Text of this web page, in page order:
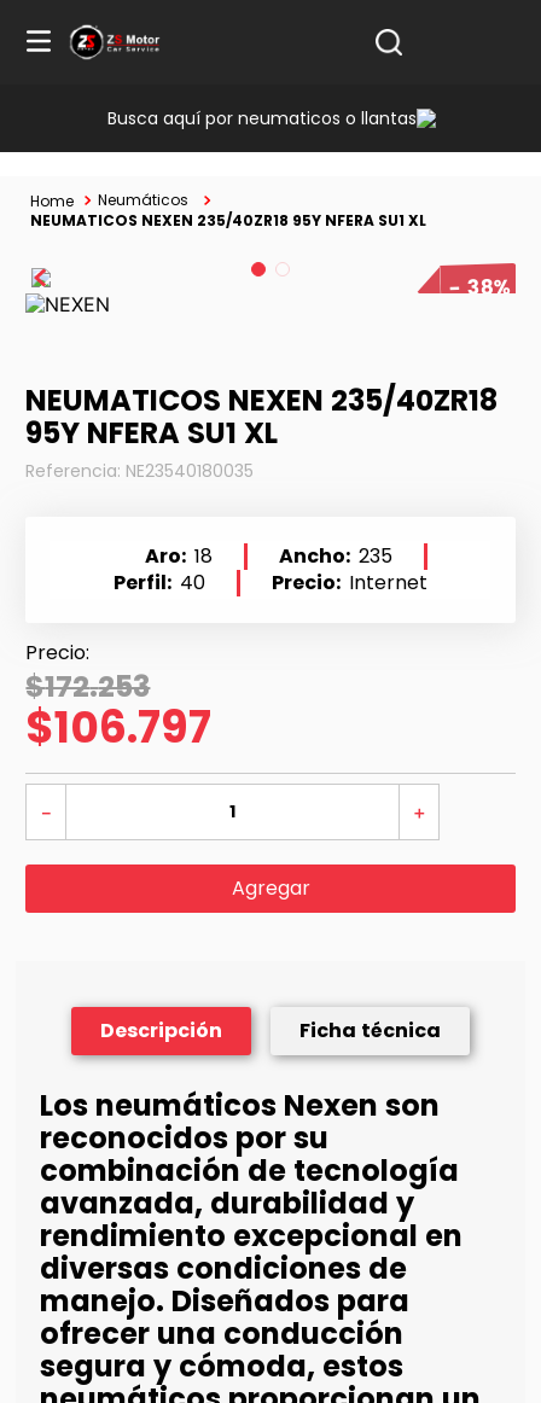
Busca aquí por neumaticos o llantas
Neumáticos
NEUMATICOS NEXEN 235/40ZR18 95Y NFERA SU1 XL
38%
NEUMATICOS NEXEN 235/40ZR18
95Y NFERA SU1 XL
Referencia: NE23540180035
Aro 18 Ancho 235
Perfil 40 Precio Internet
$172.253
$106.797
＋
－
Agregar
Descripción Ficha técnica
Los neumáticos Nexen son
reconocidos por su
combinación de tecnología
avanzada, durabilidad y
rendimiento excepcional en
diversas condiciones de
manejo. Diseñados para
ofrecer una conducción
segura y cómoda, estos